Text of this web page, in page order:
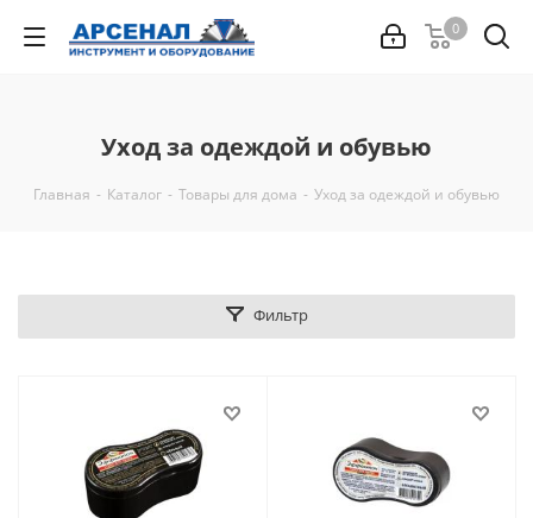
0
Уход за одеждой и обувью
Главная - Каталог - Товары для дома - Уход за одеждой и обувью
Фильтр